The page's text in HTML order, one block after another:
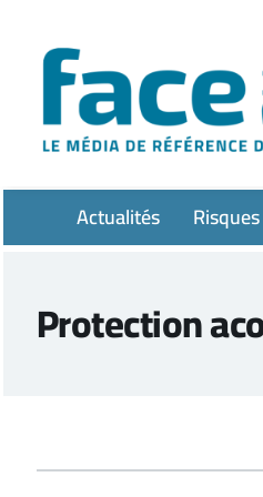
contenu
Actualités Risques
Protection